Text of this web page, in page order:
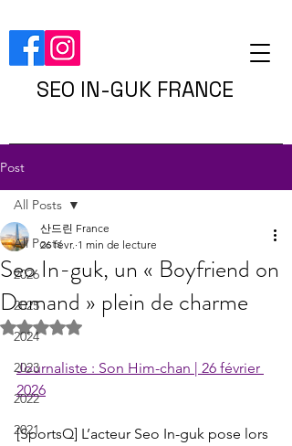
SEO IN-GUK FRANCE
Post
All Posts
2026
2025
2024
2023
2022
2021
All Posts
Seo In-guk, un « Boyfriend on
Demand » plein de charme
산드린 France
26 févr. 1 min de lecture
Noté NaN étoiles sur 5.
Journaliste : Son Him-chan | 26 février
2026
[SportsQ] L’acteur Seo In-guk pose lors